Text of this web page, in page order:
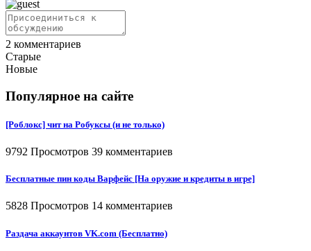
2 комментариев
Старые
Новые
Популярное на сайте
[Роблокс] чит на Робуксы (и не только)
9792 Просмотров 39 комментариев
Бесплатные пин коды Варфейс [На оружие и кредиты в игре]
5828 Просмотров 14 комментариев
Раздача аккаунтов VK.com (Бесплатно)